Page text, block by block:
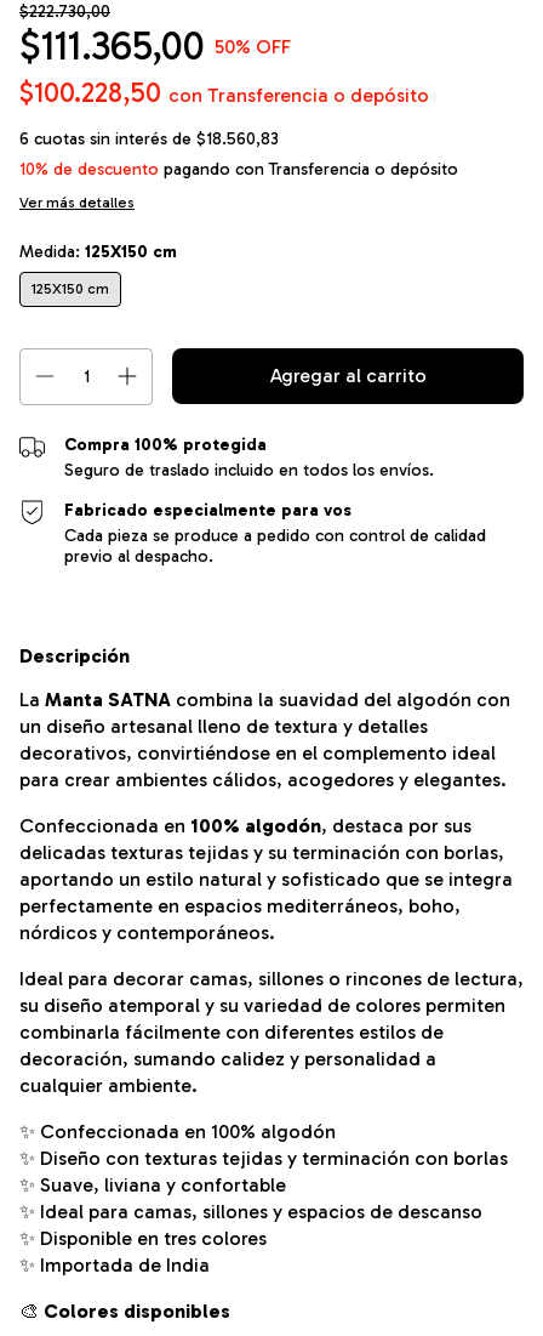
$222.730,00
$111.365,00 50% OFF
$100.228,50 con Transferencia o depósito
6 cuotas sin interés de $18.560,83
10% de descuento pagando con Transferencia o depósito
Ver más detalles
Medida: 125X150 cm
125X150 cm
Compra 100% protegida
Seguro de traslado incluido en todos los envíos.
Fabricado especialmente para vos
Cada pieza se produce a pedido con control de calidad
previo al despacho.
Descripción
La Manta SATNA combina la suavidad del algodón con
un diseño artesanal lleno de textura y detalles
decorativos, convirtiéndose en el complemento ideal
para crear ambientes cálidos, acogedores y elegantes.
Confeccionada en 100% algodón, destaca por sus
delicadas texturas tejidas y su terminación con borlas,
aportando un estilo natural y sofisticado que se integra
perfectamente en espacios mediterráneos, boho,
nórdicos y contemporáneos.
Ideal para decorar camas, sillones o rincones de lectura,
su diseño atemporal y su variedad de colores permiten
combinarla fácilmente con diferentes estilos de
decoración, sumando calidez y personalidad a
cualquier ambiente.
✨ Confeccionada en 100% algodón
✨ Diseño con texturas tejidas y terminación con borlas
✨ Suave, liviana y confortable
✨ Ideal para camas, sillones y espacios de descanso
✨ Disponible en tres colores
✨ Importada de India
🎨 Colores disponibles